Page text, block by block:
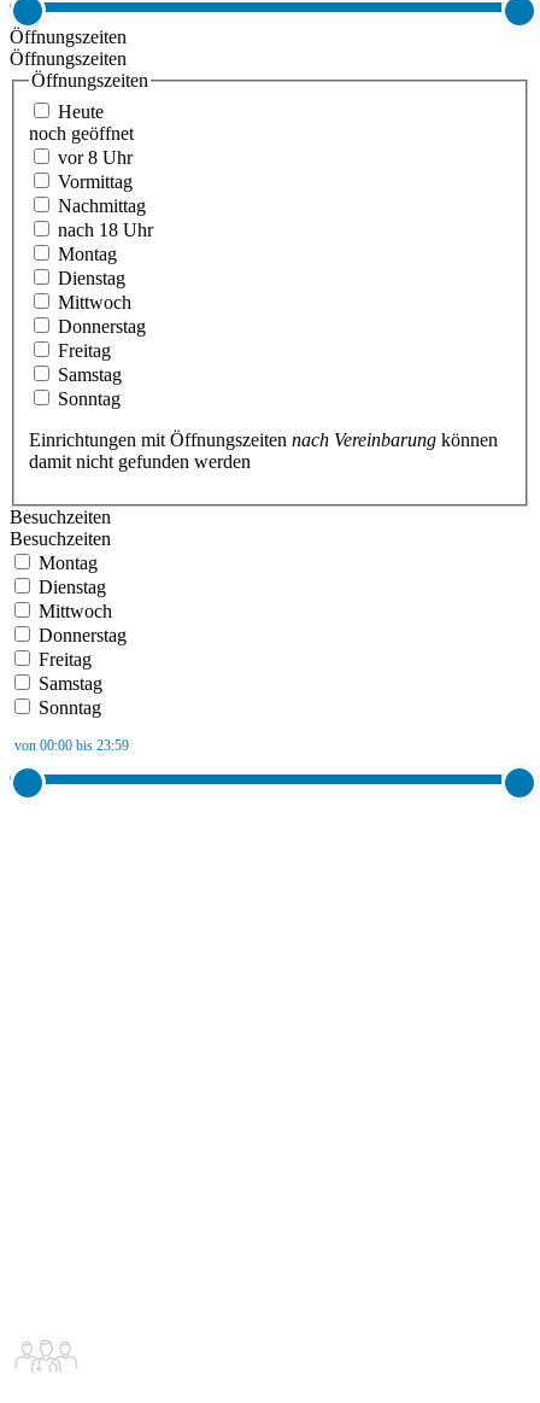
Öffnungszeiten
Öffnungszeiten
Öffnungszeiten
Heute
noch geöffnet
vor 8 Uhr
Vormittag
Nachmittag
nach 18 Uhr
Montag
Dienstag
Mittwoch
Donnerstag
Freitag
Samstag
Sonntag
Einrichtungen mit Öffnungszeiten nach Vereinbarung können
damit nicht gefunden werden
Besuchzeiten
Besuchzeiten
Montag
Dienstag
Mittwoch
Donnerstag
Freitag
Samstag
Sonntag
von 00:00 bis 23:59